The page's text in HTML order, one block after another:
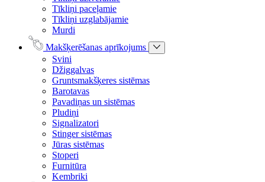
Tīkliņi paceļamie
Tīkliņi uzglabājamie
Murdi
Makšķerēšanas aprīkojums
Svini
Džiggalvas
Gruntsmakšķeres sistēmas
Barotavas
Pavadiņas un sistēmas
Pludiņi
Signalizatori
Stinger sistēmas
Jūras sistēmas
Stoperi
Furnitūra
Kembriki